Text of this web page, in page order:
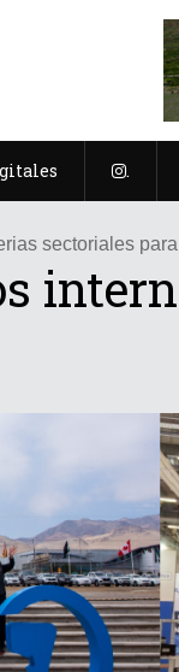
.
sectoriales